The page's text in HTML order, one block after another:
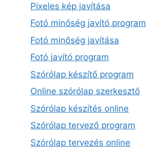
Pixeles kép javítása
Fotó minőség javító program
Fotó minőség javítása
Fotó javító program
Szórólap készítő program
Online szórólap szerkesztő
Szórólap készítés online
Szórólap tervező program
Szórólap tervezés online